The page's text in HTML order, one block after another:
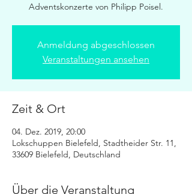
Adventskonzerte von Philipp Poisel.
Anmeldung abgeschlossen
Veranstaltungen ansehen
Zeit & Ort
04. Dez. 2019, 20:00
Lokschuppen Bielefeld, Stadtheider Str. 11,
33609 Bielefeld, Deutschland
Über die Veranstaltung